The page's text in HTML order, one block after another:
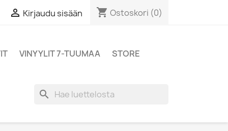
 Kirjaudu sisään shopping_cart Ostoskori (0)
VINYYLIT 7-TUUMAA
STORE
search